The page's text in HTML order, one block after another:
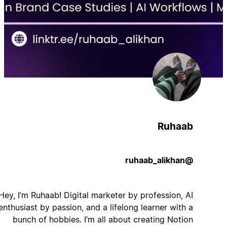
Ruhaab
Hey, I’m Ruhaab! Digital marketer by profession, AI
enthusiast by passion, and a lifelong learner with a
bunch of hobbies. I’m all about creating Notion